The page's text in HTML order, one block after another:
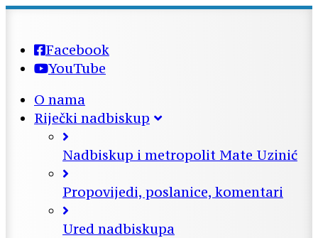
Facebook
YouTube
O nama
Riječki nadbiskup
Nadbiskup i metropolit Mate Uzinić
Propovijedi, poslanice, komentari
Ured nadbiskupa